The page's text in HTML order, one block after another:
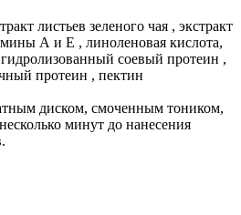
листьев зеленого чая , экстракт
А и Е , линоленовая кислота,
соевый протеин ,
протеин , пектин
диском, смоченным тоником,
минут до нанесения